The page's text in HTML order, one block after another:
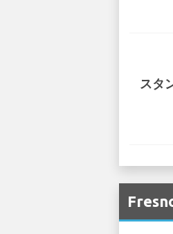
スタ